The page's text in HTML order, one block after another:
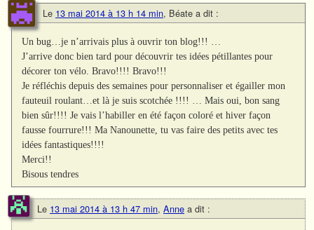
Le 13 mai 2014 à 13 h 14 min, Béate a dit :
Un bug…je n’arrivais plus à ouvrir ton blog!!! …
J’arrive donc bien tard pour découvrir tes idées pétillantes pour
décorer ton vélo. Bravo!!!! Bravo!!!
Je réfléchis depuis des semaines pour personnaliser et égailler mon
fauteuil roulant…et là je suis scotchée !!!! … Mais oui, bon sang
bien sûr!!!! Je vais l’habiller en été façon coloré et hiver façon
fausse fourrure!!! Ma Nanounette, tu vas faire des petits avec tes
idées fantastiques!!!!
Merci!!
Bisous tendres
Le 13 mai 2014 à 13 h 47 min, Anne a dit :